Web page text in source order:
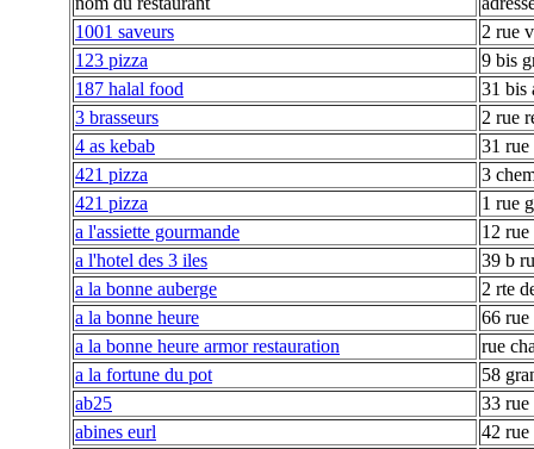
1001 saveurs
2 rue
123 pizza
9 bis
187 halal food
31 bis
3 brasseurs
2 rue
4 as kebab
31 rue
421 pizza
3
421 pizza
1 rue
a l'assiette gourmande
12 rue
a l'hotel des 3 iles
39 b
a la bonne auberge
2 rte
a la bonne heure
66 rue
a la bonne heure armor restauration
rue
a la fortune du pot
58
ab25
33 rue
abines eurl
42 rue